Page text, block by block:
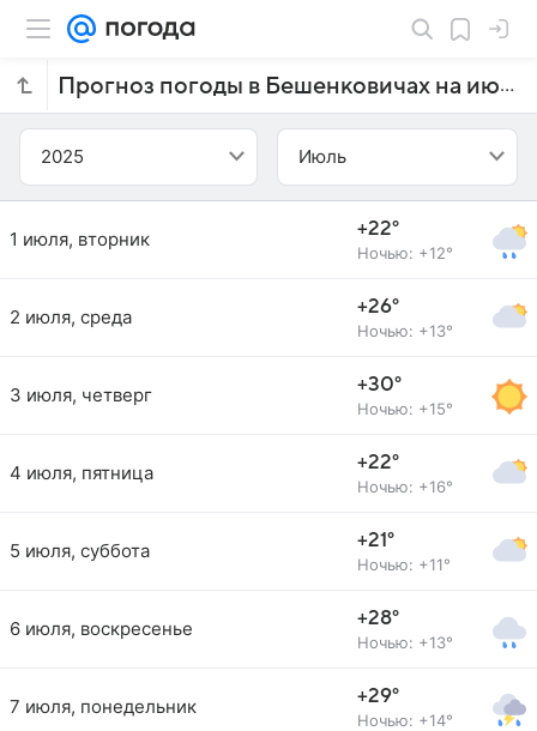
Прогноз погоды в Бешенковичах на июль 2025 года
2025 Июль
1 июля, вторник +22°
Ночью: +12°
2 июля, среда +26°
Ночью: +13°
3 июля, четверг +30°
Ночью: +15°
4 июля, пятница +22°
Ночью: +16°
5 июля, суббота +21°
Ночью: +11°
6 июля, воскресенье +28°
Ночью: +13°
7 июля, понедельник +29°
Ночью: +14°